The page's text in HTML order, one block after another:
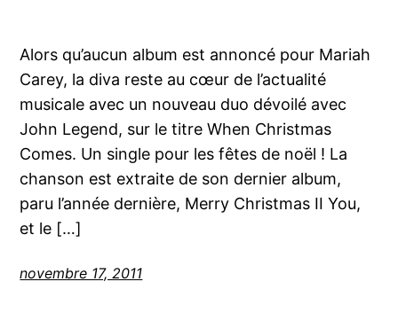
Alors qu’aucun album est annoncé pour Mariah
Carey, la diva reste au cœur de l’actualité
musicale avec un nouveau duo dévoilé avec
John Legend, sur le titre When Christmas
Comes. Un single pour les fêtes de noël ! La
chanson est extraite de son dernier album,
paru l’année dernière, Merry Christmas II You,
et le […]
novembre 17, 2011